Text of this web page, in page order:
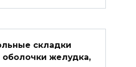
складки
оболочки желудка,